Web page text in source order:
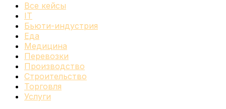
Все кейсы
IT
Бьюти-индустрия
Еда
Медицина
Перевозки
Производство
Строительство
Торговля
Услуги